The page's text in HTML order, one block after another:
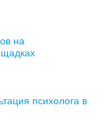
на
психолога в